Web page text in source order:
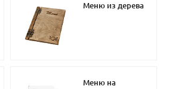
Меню из дерева
Меню на